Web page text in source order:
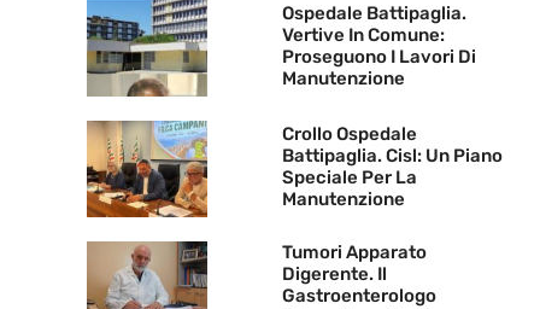
Ospedale Battipaglia.
Vertive In Comune:
Proseguono I Lavori Di
Manutenzione
Crollo Ospedale
Battipaglia. Cisl: Un Piano
Speciale Per La
Manutenzione
Tumori Apparato
Digerente. Il
Gastroenterologo